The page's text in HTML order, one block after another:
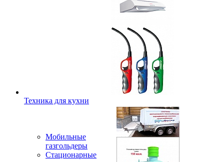
Техника для кухни
Мобильные
газгольдеры
Стационарные